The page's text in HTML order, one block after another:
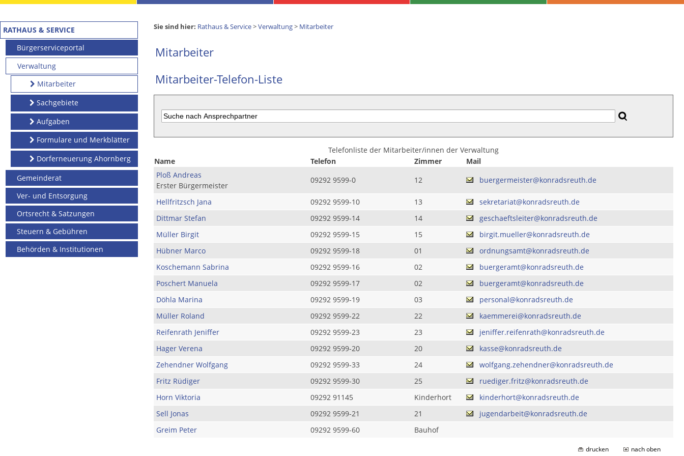
RATHAUS & SERVICE
Bürgerserviceportal
Verwaltung
Mitarbeiter
Sachgebiete
Aufgaben
Formulare und Merkblätter
Dorferneuerung Ahornberg
Gemeinderat
Ver- und Entsorgung
Ortsrecht & Satzungen
Steuern & Gebühren
Behörden & Institutionen
Sie sind hier: Rathaus & Service>Verwaltung> Mitarbeiter
Mitarbeiter
Mitarbeiter-Telefon-Liste
Telefonliste der Mitarbeiter/innen der Verwaltung
Name
Telefon Zimmer
Mail
Ploß Andreas
Erster Bürgermeister
09292 9599-0 12 buergermeister@konradsreuth.de
Hellfritzsch Jana 09292 9599-10 13
sekretariat@konradsreuth.de
Dittmar Stefan
09292 9599-14 14
geschaeftsleiter@konradsreuth.de
Müller Birgit
09292 9599-15 15
birgit.mueller@konradsreuth.de
Hübner Marco
09292 9599-18 01
ordnungsamt@konradsreuth.de
Koschemann Sabrina
09292 9599-16 02
buergeramt@konradsreuth.de
Poschert Manuela
09292 9599-17 02
buergeramt@konradsreuth.de
Döhla Marina
09292 9599-19 03
personal@konradsreuth.de
Müller Roland
09292 9599-22 22
kaemmerei@konradsreuth.de
Reifenrath Jeniffer
09292 9599-23 23
jeniffer.reifenrath@konradsreuth.de
Hager Verena
09292 9599-20 20
kasse@konradsreuth.de
Zehendner Wolfgang
09292 9599-33 24
wolfgang.zehendner@konradsreuth.de
Fritz Rüdiger
09292 9599-30 25
ruediger.fritz@konradsreuth.de
Horn Viktoria
09292 91145 Kinderhort
kinderhort@konradsreuth.de
Sell Jonas
09292 9599-21 21
jugendarbeit@konradsreuth.de
Greim Peter
09292 9599-60 Bauhof
drucken nach oben